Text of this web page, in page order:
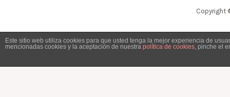
Copyright
Este sitio web utiliza cookies para que usted tenga la mejor experiencia de
mencionadas cookies y la aceptación de nuestra política de cookies , pinche el